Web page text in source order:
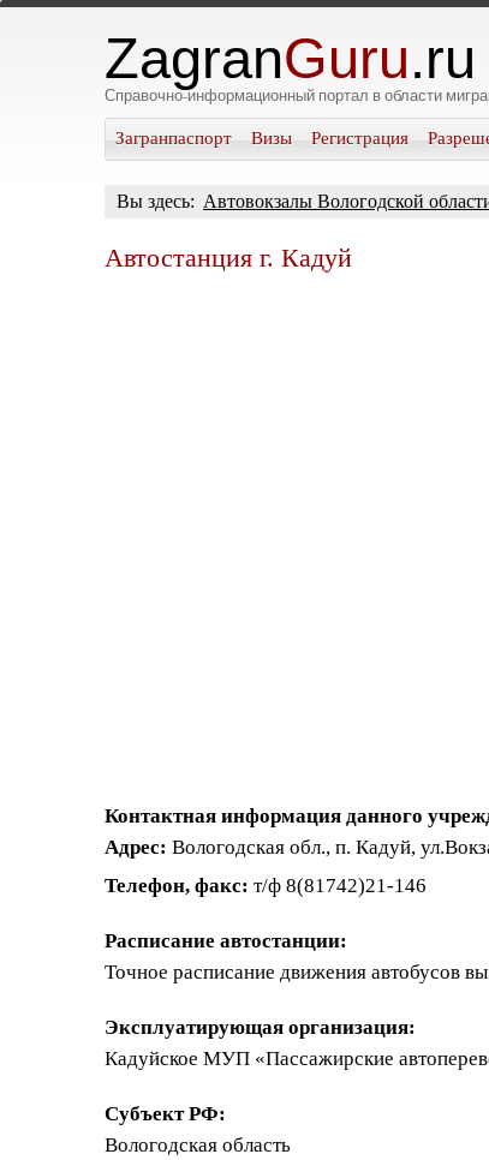
ZagranGuru.ru
Справочно-информационный портал в области
Загранпаспорт Визы Регистрация
Вы здесь: Автовокзалы Вологодской
Автостанция г. Кадуй
Контактная информация данного
Адрес: Вологодская обл., п. Кадуй,
Телефон, факс: т/ф 8(81742)21-146
Расписание автостанции:
Точное расписание движения автобусов
Эксплуатирующая организация:
Кадуйское МУП «Пассажирские
Субъект РФ:
Вологодская область